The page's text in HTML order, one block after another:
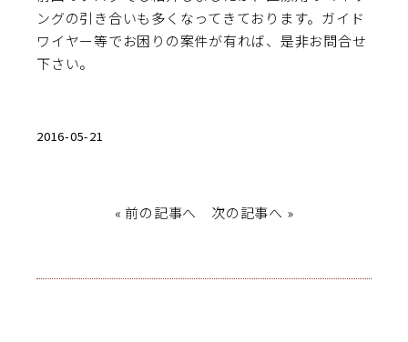
ングの引き合いも多くなってきております。ガイド
ワイヤー等でお困りの案件が有れば、是非お問合せ
下さい。
2016-05-21
«前の記事へ 次の記事へ »